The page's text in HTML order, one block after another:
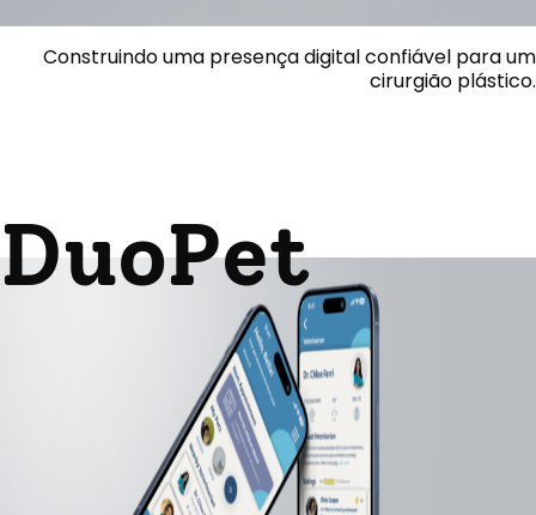
Construindo uma presença digital confiável para um
cirurgião plástico.
DuoPet